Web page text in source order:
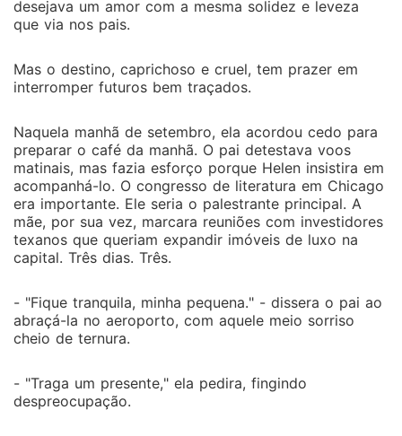
desejava um amor com a mesma solidez e leveza
que via nos pais.
Mas o destino, caprichoso e cruel, tem prazer em
interromper futuros bem traçados.
Naquela manhã de setembro, ela acordou cedo para
preparar o café da manhã. O pai detestava voos
matinais, mas fazia esforço porque Helen insistira em
acompanhá-lo. O congresso de literatura em Chicago
era importante. Ele seria o palestrante principal. A
mãe, por sua vez, marcara reuniões com investidores
texanos que queriam expandir imóveis de luxo na
capital. Três dias. Três.
- "Fique tranquila, minha pequena." - dissera o pai ao
abraçá-la no aeroporto, com aquele meio sorriso
cheio de ternura.
- "Traga um presente," ela pedira, fingindo
despreocupação.